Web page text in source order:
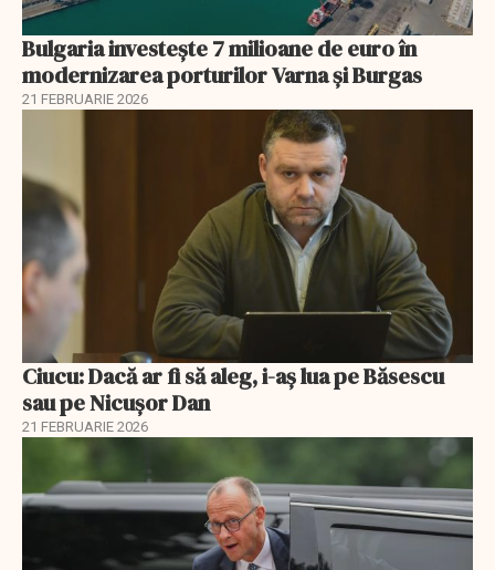
Bulgaria investește 7 milioane de euro în
modernizarea porturilor Varna și Burgas
21 FEBRUARIE 2026
Ciucu: Dacă ar fi să aleg, i-aș lua pe Băsescu
sau pe Nicușor Dan
21 FEBRUARIE 2026